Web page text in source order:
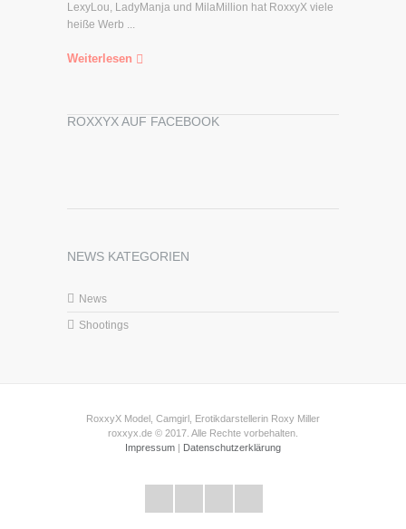
LexyLou, LadyManja und MilaMillion hat RoxxyX viele
heiße Werb ...
Weiterlesen
ROXXYX AUF FACEBOOK
NEWS KATEGORIEN
News
Shootings
RoxxyX Model, Camgirl, Erotikdarstellerin Roxy Miller
roxxyx.de © 2017. Alle Rechte vorbehalten.
Impressum | Datenschutzerklärung